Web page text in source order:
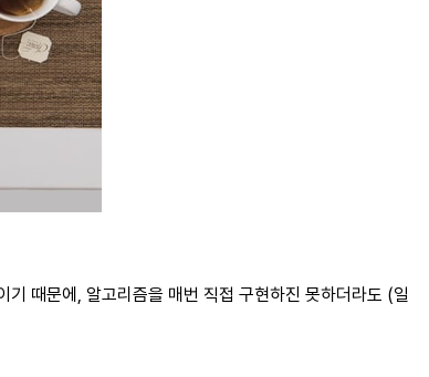
때문에, 알고리즘을 매번 직접 구현하진 못하더라도 (일